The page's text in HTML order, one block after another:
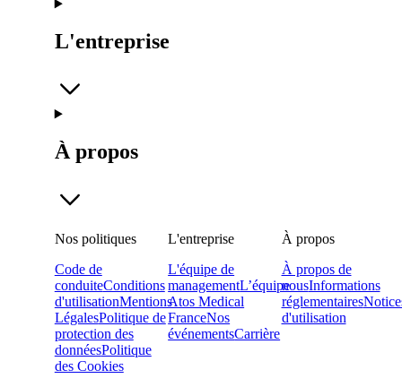
L'entreprise
À propos
Nos politiques
Code de
conduiteConditions
d'utilisationMentions
LégalesPolitique de
protection des
donnéesPolitique
des Cookies
L'entreprise
L'équipe de
managementL’équipe
Atos Medical
FranceNos
événementsCarrière
À propos
À propos de
nousInformations
réglementaires
d'utilisation